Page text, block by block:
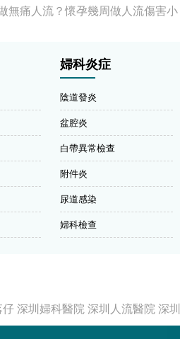
無痛人流？懷孕幾周做人流傷害小
婦科炎症
陰道發炎
盆腔炎
白帶異常檢查
附件炎
尿道感染
婦科檢查
仔深圳婦科醫院深圳人流醫院深